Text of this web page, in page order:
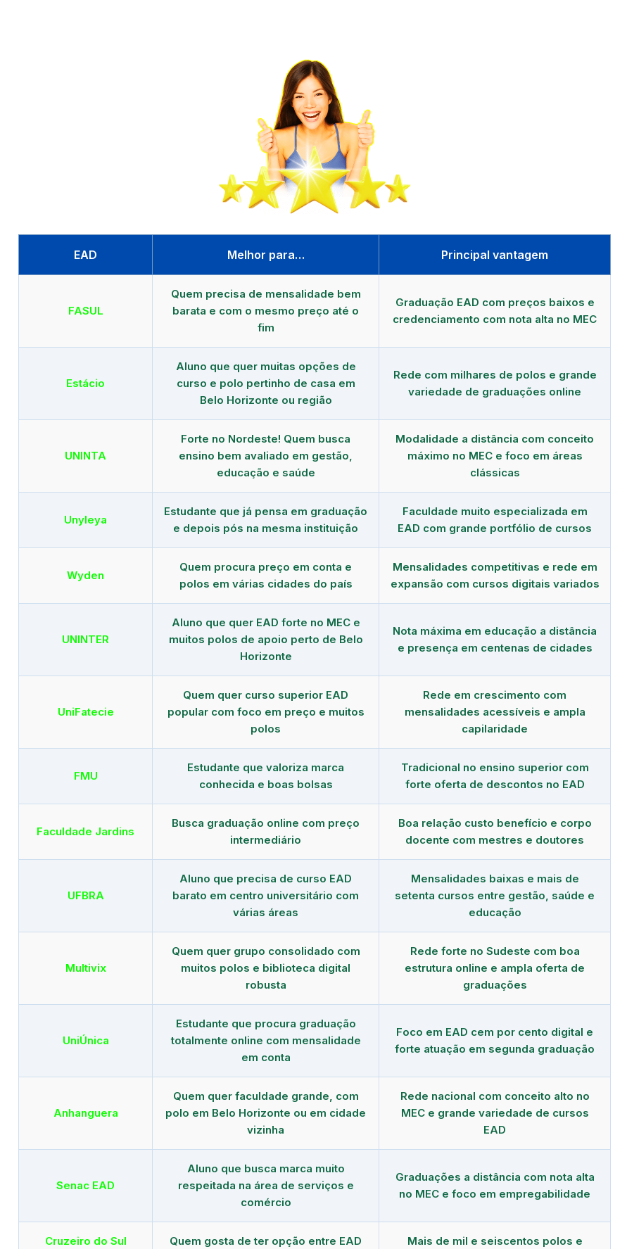
EAD Melhor para… Principal vantagem
FASUL
Quem precisa de mensalidade bem
barata e com o mesmo preço até o
fim
Graduação EAD com preços baixos e
credenciamento com nota alta no MEC
Estácio
Aluno que quer muitas opções de
curso e polo pertinho de casa em
Belo Horizonte ou região
Rede com milhares de polos e grande
variedade de graduações online
UNINTA
Forte no Nordeste! Quem busca
ensino bem avaliado em gestão,
educação e saúde
Modalidade a distância com conceito
máximo no MEC e foco em áreas
clássicas
Unyleya
Estudante que já pensa em graduação
e depois pós na mesma instituição
Faculdade muito especializada em
EAD com grande portfólio de cursos
Wyden
Quem procura preço em conta e
polos em várias cidades do país
Mensalidades competitivas e rede em
expansão com cursos digitais variados
UNINTER
Aluno que quer EAD forte no MEC e
muitos polos de apoio perto de Belo
Horizonte
Nota máxima em educação a distância
e presença em centenas de cidades
UniFatecie
Quem quer curso superior EAD
popular com foco em preço e muitos
polos
Rede em crescimento com
mensalidades acessíveis e ampla
capilaridade
FMU
Estudante que valoriza marca
conhecida e boas bolsas
Tradicional no ensino superior com
forte oferta de descontos no EAD
Faculdade Jardins
Busca graduação online com preço
intermediário
Boa relação custo benefício e corpo
docente com mestres e doutores
UFBRA
Aluno que precisa de curso EAD
barato em centro universitário com
várias áreas
Mensalidades baixas e mais de
setenta cursos entre gestão, saúde e
educação
Multivix
Quem quer grupo consolidado com
muitos polos e biblioteca digital
robusta
Rede forte no Sudeste com boa
estrutura online e ampla oferta de
graduações
UniÚnica
Estudante que procura graduação
totalmente online com mensalidade
em conta
Foco em EAD cem por cento digital e
forte atuação em segunda graduação
Anhanguera
Quem quer faculdade grande, com
polo em Belo Horizonte ou em cidade
vizinha
Rede nacional com conceito alto no
MEC e grande variedade de cursos
EAD
Senac EAD
Aluno que busca marca muito
respeitada na área de serviços e
comércio
Graduações a distância com nota alta
no MEC e foco em empregabilidade
Cruzeiro do Sul Quem gosta de ter opção entre EAD Mais de mil e seiscentos polos e